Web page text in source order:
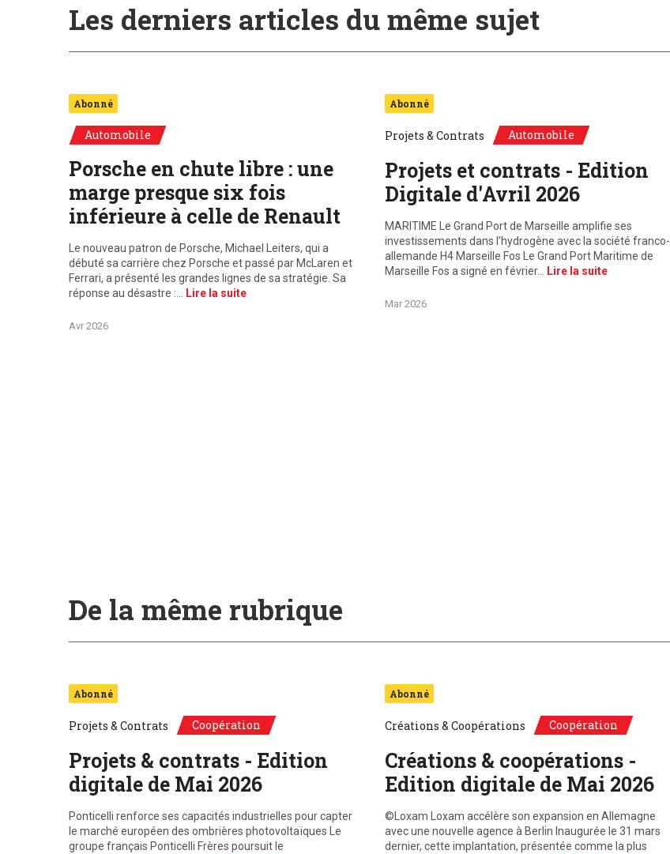
Les derniers articles du même sujet
Abonné
Automobile
Porsche en chute libre : une
marge presque six fois
inférieure à celle de Renault
Le nouveau patron de Porsche, Michael Leiters, qui a
débuté sa carrière chez Porsche et passé par McLaren et
Ferrari, a présenté les grandes lignes de sa stratégie. Sa
réponse au désastre :…
Lire la suite
Avr 2026
Abonné
Projets & Contrats Automobile
Projets et contrats - Edition
Digitale d'Avril 2026
MARITIME Le Grand Port de Marseille amplifie ses
investissements dans l’hydrogène avec la société franco-
allemande H4 Marseille Fos Le Grand Port Maritime de
Marseille Fos a signé en février…
Lire la suite
Mar 2026
De la même rubrique
Abonné
Projets & Contrats Coopération
Projets & contrats - Edition
digitale de Mai 2026
Ponticelli renforce ses capacités industrielles pour capter
le marché européen des ombrières photovoltaïques Le
groupe français Ponticelli Frères poursuit le
Abonné
Créations & Coopérations Coopération
Créations & coopérations -
Edition digitale de Mai 2026
©Loxam Loxam accélère son expansion en Allemagne
avec une nouvelle agence à Berlin Inaugurée le 31 mars
dernier, cette implantation, présentée comme la plus